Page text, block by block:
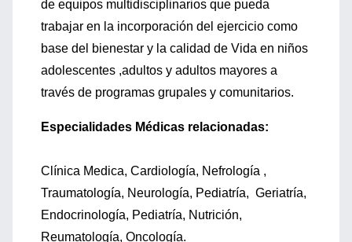
de equipos multidisciplinarios que pueda
trabajar en la incorporación del ejercicio como
base del bienestar y la calidad de Vida en niños
adolescentes ,adultos y adultos mayores a
través de programas grupales y comunitarios.
Especialidades Médicas relacionadas:
Clínica Medica, Cardiología, Nefrología ,
Traumatología, Neurología, Pediatría, Geriatría,
Endocrinología, Pediatría, Nutrición,
Reumatología, Oncología.